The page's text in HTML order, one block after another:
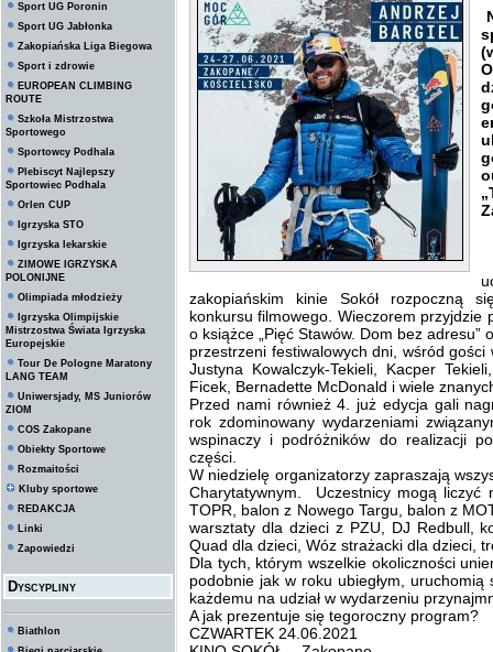
Sport UG Poronin
Sport UG Jabłonka
Zakopiańska Liga Biegowa
Sport i zdrowie
EUROPEAN CLIMBING
ROUTE
Szkoła Mistrzostwa
Sportowego
Sportowcy Podhala
Plebiscyt Najlepszy
Sportowiec Podhala
Orlen CUP
Igrzyska STO
Igrzyska lekarskie
ZIMOWE IGRZYSKA
POLONIJNE
Olimpiada młodzieży
Igrzyska Olimpijskie
Mistrzostwa Świata Igrzyska
Europejskie
Tour De Pologne Maratony
LANG TEAM
Uniwersjady, MS Juniorów
ZIOM
COS Zakopane
Obiekty Sportowe
Rozmaitości
Kluby sportowe
REDAKCJA
Linki
Zapowiedzi
Dyscypliny
Biathlon
zakopiańskim kinie Sokół rozpoczną
konkursu filmowego. Wieczorem
o książce „Pięć Stawów. Dom bez adresu”
przestrzeni festiwalowych dni, wśród
Justyna Kowalczyk-Tekieli, Kacper
Ficek, Bernadette McDonald i wiele
Przed nami również 4. już edycja gali
rok zdominowany wydarzeniami
wspinaczy i podróżników do realizacji
części.
W niedzielę organizatorzy zapraszają
Charytatywnym. Uczestnicy mogą liczyć
TOPR, balon z Nowego Targu, balon z
warsztaty dla dzieci z PZU, DJ Redbull,
Quad dla dzieci, Wóz strażacki dla dzieci,
Dla tych, którym wszelkie okoliczności
podobnie jak w roku ubiegłym,
każdemu na udział w wydarzeniu
A jak prezentuje się tegoroczny program?
CZWARTEK 24.06.2021